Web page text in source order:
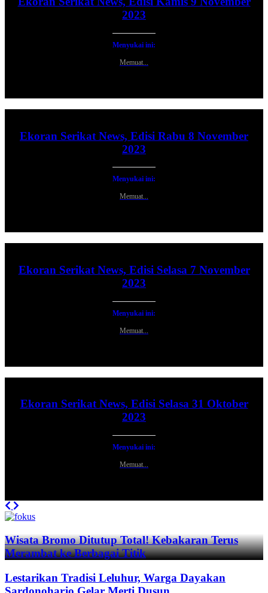
2023
Menyukai ini:
Memuat...
Ekoran Serikat News, Edisi Rabu 8 November
2023
Menyukai ini:
Memuat...
Ekoran Serikat News, Edisi Selasa 7 November
2023
Menyukai ini:
Memuat...
Ekoran Serikat News, Edisi Selasa 31 Oktober
2023
Menyukai ini:
Memuat...
Previous
Wisata Bromo Ditutup Total! Kebakaran Terus
Merambat ke Berbagai Titik
Lestarikan Tradisi Leluhur, Warga Dayakan